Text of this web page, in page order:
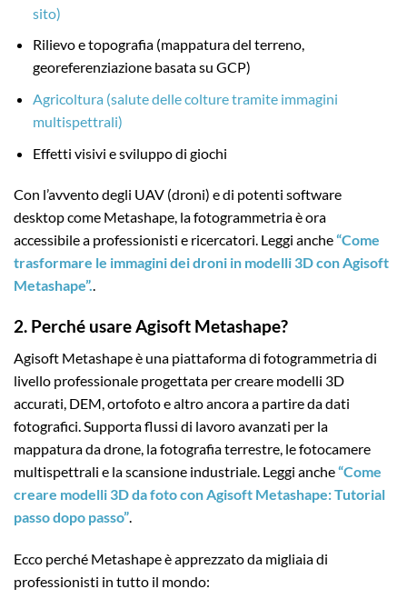
sito)
Rilievo e topografia (mappatura del terreno,
georeferenziazione basata su GCP)
Agricoltura (salute delle colture tramite immagini
multispettrali)
Effetti visivi e sviluppo di giochi
Con l’avvento degli UAV (droni) e di potenti software
desktop come Metashape, la fotogrammetria è ora
accessibile a professionisti e ricercatori. Leggi anche“Come
trasformare le immagini dei droni in modelli 3D con Agisoft
Metashape”..
2. Perché usare Agisoft Metashape?
Agisoft Metashape è una piattaforma di fotogrammetria di
livello professionale progettata per creare modelli 3D
accurati, DEM, ortofoto e altro ancora a partire da dati
fotografici. Supporta flussi di lavoro avanzati per la
mappatura da drone, la fotografia terrestre, le fotocamere
multispettrali e la scansione industriale. Leggi anche“Come
creare modelli 3D da foto con Agisoft Metashape: Tutorial
passo dopo passo”
Ecco perché Metashape è apprezzato da migliaia di
professionisti in tutto il mondo: